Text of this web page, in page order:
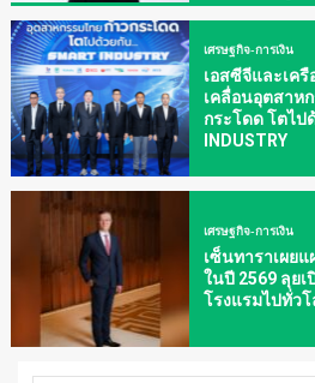
เศรษฐกิจ-การเงิน
เอสซีจีและเค
เคลื่อนอุตสาห
กระโดด โตไป
INDUSTRY
เศรษฐกิจ-การเงิน
เซ็นทาราเผย
ในปี 2569 ลุย
โรงแรมไปทั่ว